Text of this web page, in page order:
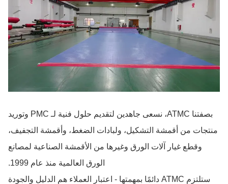
بصفتنا ATMC، نسعى جاهدين لتقديم حلول فنية لـ PMC وتوريد
منتجات من أقمشة التشكيل، ولبادات الضغط، وأقمشة التجفيف،
وقطع غيار آلات الورق وغيرها من الأقمشة الصناعية لمصانع
الورق العالمية منذ عام 1999.
ستلتزم ATMC دائمًا بمهمتها - اعتبار العملاء هم الدليل والجودة